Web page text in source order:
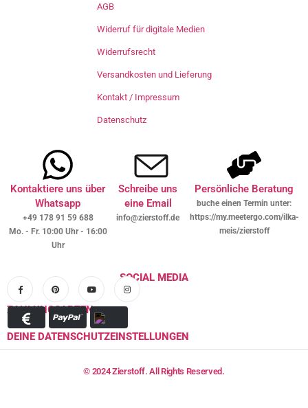
AGB
Widerruf für digitale Medien
Widerrufsrecht
Versandkosten und Lieferung
Kontakt / Impressum
Datenschutz
Kontaktiere uns über
Whatsapp
+49 178 91 59 688
Mo. - Fr. 10:00 Uhr - 16:00
Uhr
Schreibe uns
eine Email
info@zierstoff.de
Persönliche Beratung
buche einen Termin unter:
https://my.meetergo.com/ilka-
meis/zierstoff
SOCIAL MEDIA
ZAHLUNGSARTEN
DEINE DATENSCHUTZEINSTELLUNGEN
© 2024 Zierstoff. All Rights Reserved.